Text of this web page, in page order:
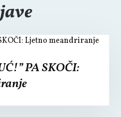
PA SKOČI: